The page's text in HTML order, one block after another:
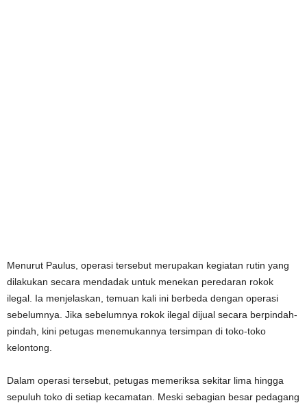
Menurut Paulus, operasi tersebut merupakan kegiatan rutin yang
dilakukan secara mendadak untuk menekan peredaran rokok
ilegal. Ia menjelaskan, temuan kali ini berbeda dengan operasi
sebelumnya. Jika sebelumnya rokok ilegal dijual secara berpindah-
pindah, kini petugas menemukannya tersimpan di toko-toko
kelontong.
Dalam operasi tersebut, petugas memeriksa sekitar lima hingga
sepuluh toko di setiap kecamatan. Meski sebagian besar pedagang